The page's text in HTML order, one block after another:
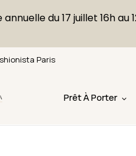
Paris
Prêt À Porter
du 17 juillet 16h